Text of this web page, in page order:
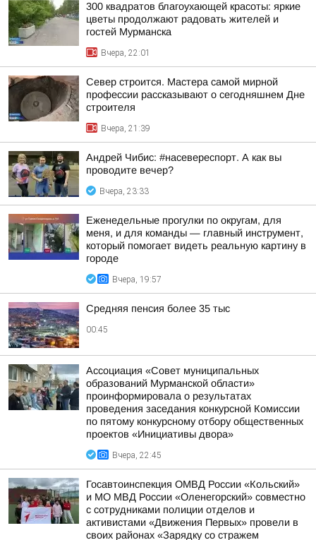
300 квадратов благоухающей красоты: яркие
цветы продолжают радовать жителей и
гостей Мурманска
Вчера, 22:01
Север строится. Мастера самой мирной
профессии рассказывают о сегодняшнем Дне
строителя
Вчера, 21:39
Андрей Чибис: #насевереспорт. А как вы
проводите вечер?
Вчера, 23:33
Еженедельные прогулки по округам, для
меня, и для команды — главный инструмент,
который помогает видеть реальную картину в
городе
Вчера, 19:57
Средняя пенсия более 35 тыс
00:45
Ассоциация «Совет муниципальных
образований Мурманской области»
проинформировала о результатах
проведения заседания конкурсной Комиссии
по пятому конкурсному отбору общественных
проектов «Инициативы двора»
Вчера, 22:45
Госавтоинспекция ОМВД России «Кольский»
и МО МВД России «Оленегорский» совместно
с сотрудниками полиции отделов и
активистами «Движения Первых» провели в
своих районах «Зарядку со стражем